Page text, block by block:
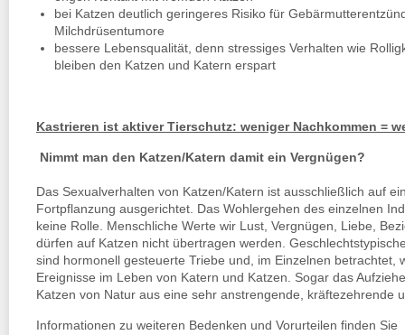
bei Katzen deutlich geringeres Risiko für
Milchdrüsentumore
bessere Lebensqualität, denn stressiges Verhalten wie
bleiben den Katzen und Katern erspart
Kastrieren ist aktiver Tierschutz: weniger Nachkommen =
Nimmt man den Katzen/Katern damit ein Vergnügen?
Das Sexualverhalten von Katzen/Katern ist ausschließlich auf
Fortpflanzung ausgerichtet. Das Wohlergehen des einzelnen
keine Rolle. Menschliche Werte wir Lust, Vergnügen, Liebe,
dürfen auf Katzen nicht übertragen werden.
sind hormonell gesteuerte Triebe und, im Einzelnen betrachtet,
Ereignisse im Leben von Katern und Katzen. Sogar das
Katzen von Natur aus eine sehr anstrengende, kräftezehrende
Informationen zu weiteren Bedenken und Vorurteilen finden